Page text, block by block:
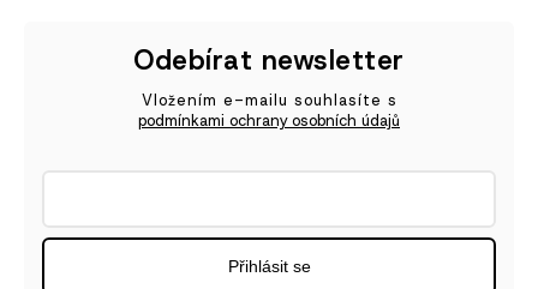
Odebírat newsletter
Vložením e-mailu souhlasíte s
podmínkami ochrany osobních údajů
Přihlásit se